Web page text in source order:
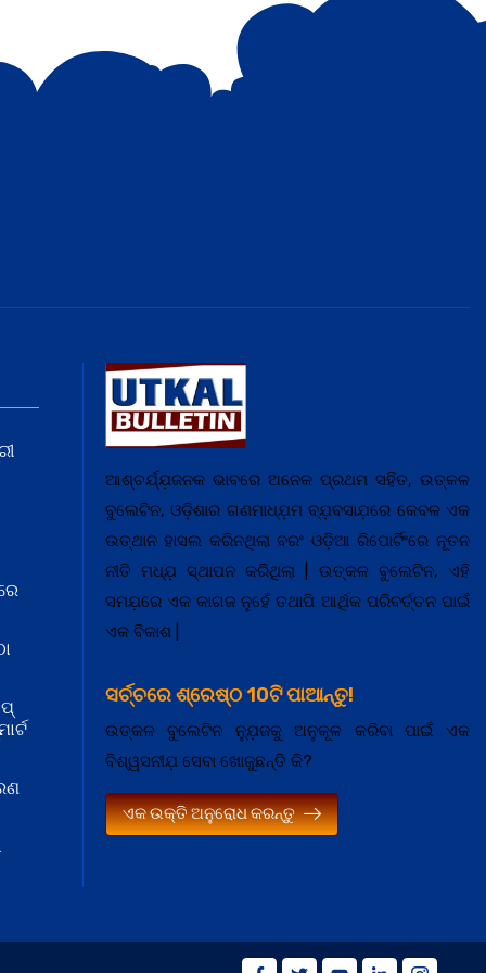
ଆଶ୍ଚର୍ଯ୍ଯ଼ଜନକ ଭାବରେ ଅନେକ ପ୍ରଥମ ସହିତ, ଉତ୍କଳ
ବୁଲେଟିନ, ଓଡ଼ିଶାର ଗଣମାଧ୍ଯ଼ମ ବ୍ଯ଼ବସାଯ଼ରେ କେବଳ ଏକ
ଉତ୍ଥାନ ହାସଲ କରିନଥିଲା ବରଂ ଓଡ଼ିଆ ରିପୋର୍ଟିଂରେ ନୂତନ
ନୀତି ମଧ୍ଯ଼ ସ୍ଥାପନ କରିଥିଲା | ଉତ୍କଳ ବୁଲେଟିନ, ଏହି
ସମଯ଼ରେ ଏକ କାଗଜ ନୁହେଁ ତଥାପି ଆର୍ଥିକ ପରିବର୍ତ୍ତନ ପାଇଁ
ଏକ ବିକାଶ |
ସର୍ଚ୍ଚରେ ଶ୍ରେଷ୍ଠ 10ଟି ପାଆନ୍ତୁ!
ଉତ୍କଳ ବୁଲେଟିନ ନ୍ଯ଼ୁଜକୁ ଅନୁକୂଳ କରିବା ପାଇଁ ଏକ
ବିଶ୍ୱସନୀଯ଼ ସେବା ଖୋଜୁଛନ୍ତି କି?
ଏକ ଉକ୍ତି ଅନୁରୋଧ କରନ୍ତୁ